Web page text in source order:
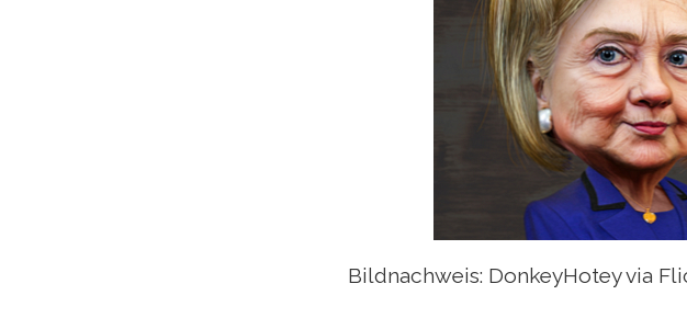
Bildnachweis: DonkeyHotey via